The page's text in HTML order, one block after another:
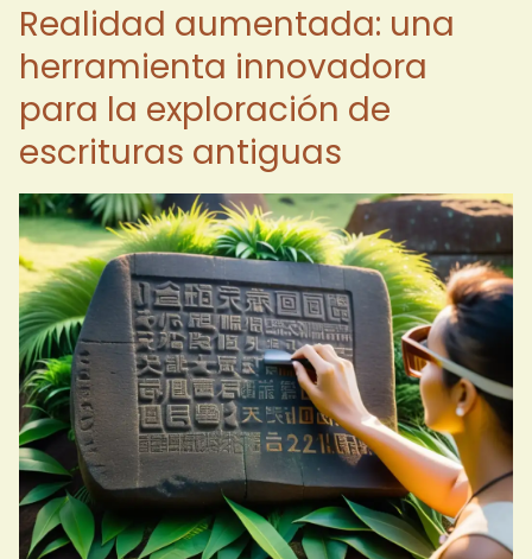
Realidad aumentada: una
herramienta innovadora
para la exploración de
escrituras antiguas